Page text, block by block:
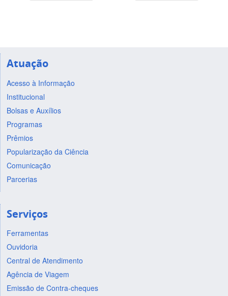
Atuação
Acesso à Informação
Institucional
Bolsas e Auxílios
Programas
Prêmios
Popularização da Ciência
Comunicação
Parcerias
Serviços
Ferramentas
Ouvidoria
Central de Atendimento
Agência de Viagem
Emissão de Contra-cheques